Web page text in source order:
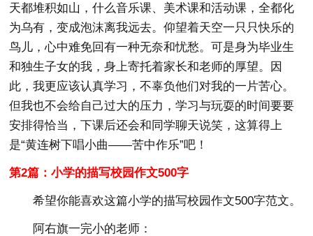
天都堆积如山，什么音乐课、美术课和活动课，全都化
为乌有，变成泡沫离我远去。仰望着天空一只只快乐的
鸟儿，心中难免回有一种无奈和忧愁。可是身为毕业生
和独生子女的我，身上寄托着家长和老师的厚望。因
此，我更应该认真学习，不辜负他们对我的一片苦心。
但我也不会给自己过大的压力，学习与玩耍的时间要要
安排得恰当，下课后还会和同学聊天说笑，这算得上
是“黄连树下唱小曲——苦中作乐”吧！
第2篇：小学的描写校园作文500字
希望你能喜欢这篇小学的描写校园作文500字范文。
阿右旗一完小的老师：